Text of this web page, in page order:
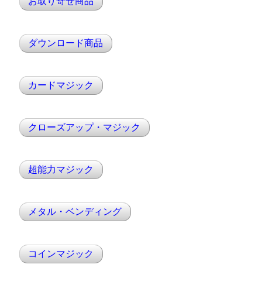
ダウンロード商品
カードマジック
クローズアップ・マジック
超能力マジック
メタル・ベンディング
コインマジック